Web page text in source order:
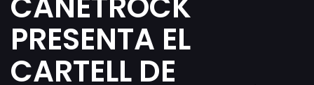
PRESENTA EL
CARTELL DE